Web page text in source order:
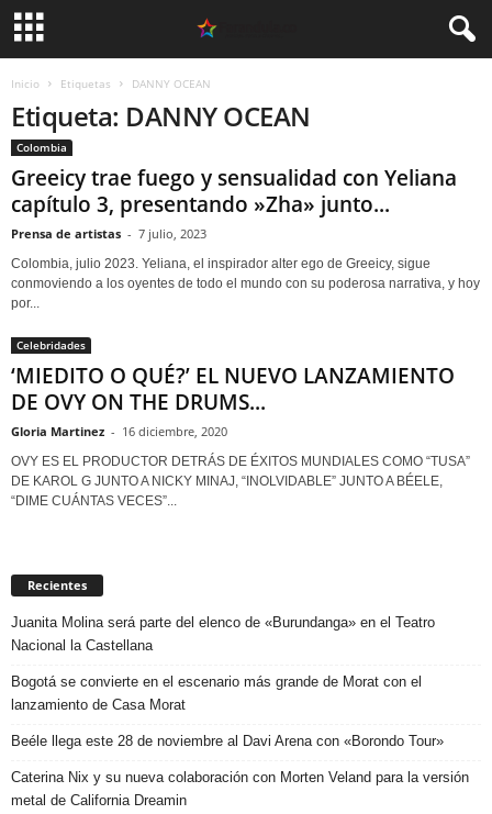
Inicio Etiquetas DANNY OCEAN
Etiqueta: DANNY OCEAN
Colombia
Greeicy trae fuego y sensualidad con Yeliana
capítulo 3, presentando »Zha» junto...
Prensa de artistas - 7 julio, 2023
Colombia, julio 2023. Yeliana, el inspirador alter ego de Greeicy, sigue
conmoviendo a los oyentes de todo el mundo con su poderosa narrativa, y hoy
por...
Celebridades
‘MIEDITO O QUÉ?’ EL NUEVO LANZAMIENTO
DE OVY ON THE DRUMS...
Gloria Martinez - 16 diciembre, 2020
OVY ES EL PRODUCTOR DETRÁS DE ÉXITOS MUNDIALES COMO “TUSA”
DE KAROL G JUNTO A NICKY MINAJ, “INOLVIDABLE” JUNTO A BÉELE,
“DIME CUÁNTAS VECES”...
Recientes
Juanita Molina será parte del elenco de «Burundanga» en el Teatro
Nacional la Castellana
Bogotá se convierte en el escenario más grande de Morat con el
lanzamiento de Casa Morat
Beéle llega este 28 de noviembre al Davi Arena con «Borondo Tour»
Caterina Nix y su nueva colaboración con Morten Veland para la versión
metal de California Dreamin